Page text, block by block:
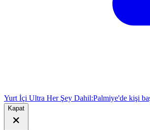
Yurt İçi Ultra Her Şey Dahil:Palmiye'de kişi
Kapat